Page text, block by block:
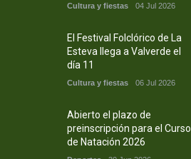
Cultura y fiestas 04 Jul 2026
El Festival Folclórico de La
Esteva llega a Valverde el
día 11
Cultura y fiestas 06 Jul 2026
Abierto el plazo de
preinscripción para el Curso
de Natación 2026